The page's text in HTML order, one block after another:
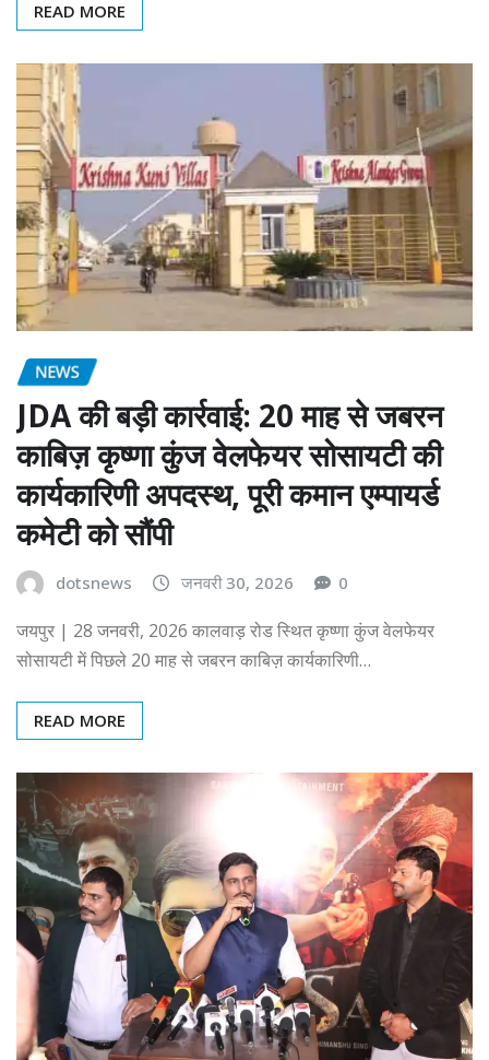
READ MORE
NEWS
JDA की बड़ी कार्रवाई: 20 माह से जबरन
काबिज़ कृष्णा कुंज वेलफेयर सोसायटी की
कार्यकारिणी अपदस्थ, पूरी कमान एम्पायर्ड
कमेटी को सौंपी
dotsnews जनवरी 30, 2026 0
जयपुर | 28 जनवरी, 2026 कालवाड़ रोड स्थित कृष्णा कुंज वेलफेयर
सोसायटी में पिछले 20 माह से जबरन काबिज़ कार्यकारिणी…
READ MORE